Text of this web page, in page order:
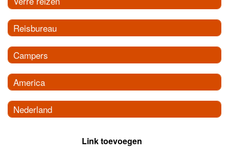
Reisbureau
Campers
America
Nederland
Link toevoegen